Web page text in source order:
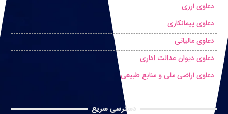
دعاوی ارزی
دعاوی پیمانکاری
دعاوی مالیاتی
دعاوی دیوان عدالت اداری
دعاوی اراضی ملی و منابع طبیعی
دسترسی سریع